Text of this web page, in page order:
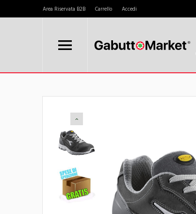
Area Riservata B2B Carrello Accedi